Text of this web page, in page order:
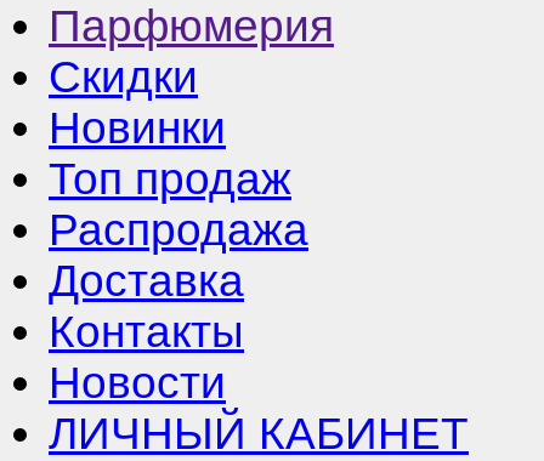
Парфюмерия
Скидки
Новинки
Топ продаж
Распродажа
Доставка
Контакты
Новости
ЛИЧНЫЙ КАБИНЕТ